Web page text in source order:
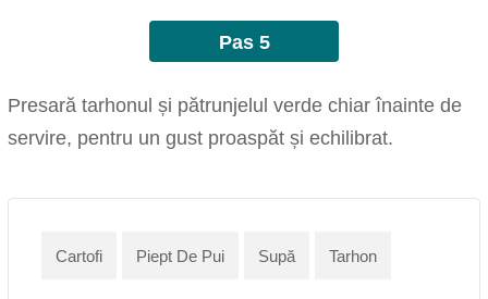
Pas 5
Presară tarhonul și pătrunjelul verde chiar înainte de
servire, pentru un gust proaspăt și echilibrat.
Cartofi Piept De Pui Supă Tarhon